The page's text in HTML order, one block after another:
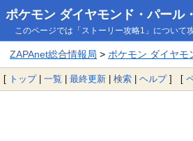
ポケモン ダイヤモンド・パール
このページでは「ストーリー攻略1」について
ZAPAnet総合情報局 > ポケモン ダイヤモ
[ トップ| 一覧 | 最終更新 | 検索 | ヘルプ] [